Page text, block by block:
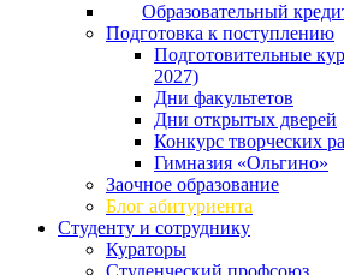
Образовательный
Подготовка к поступлению
Подготовительные
2027)
Дни факультетов
Дни открытых дверей
Конкурс творческих
Гимназия «Ольгино»
Заочное образование
Блог абитуриента
Студенту и сотруднику
Кураторы
Студенческий профсоюз